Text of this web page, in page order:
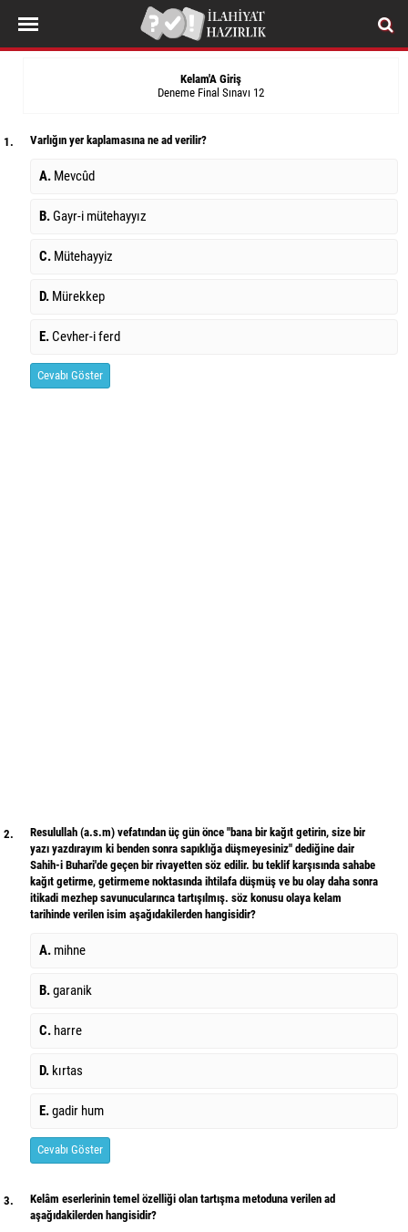
Kelam'A Giriş
Deneme Final Sınavı 12
1. Varlığın yer kaplamasına ne ad verilir?
A. Mevcûd
B.Gayr-i mütehayyız
C. Mütehayyiz
D. Mürekkep
E.Cevher-i ferd
Cevabı Göster
2.
Resulullah (a.s.m) vefatından üç gün önce "bana bir kağıt getirin, size bir
yazı yazdırayım ki benden sonra sapıklığa düşmeyesiniz" dediğine dair
Sahih-i Buhari'de geçen bir rivayetten söz edilir. bu teklif karşısında sahabe
kağıt getirme, getirmeme noktasında ihtilafa düşmüş ve bu olay daha sonra
itikadi mezhep savunucularınca tartışılmış. söz konusu olaya kelam
tarihinde verilen isim aşağıdakilerden hangisidir?
A. mihne
B.garanik
C. harre
D. kırtas
E.gadir hum
Cevabı Göster
3.
Kelâm eserlerinin temel özelliği olan tartışma metoduna verilen ad
aşağıdakilerden hangisidir?